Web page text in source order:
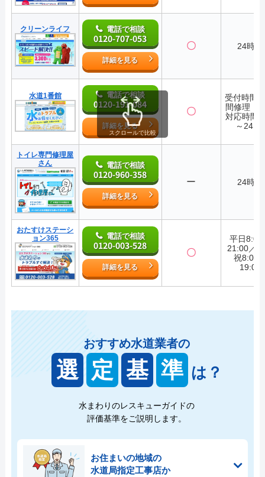
クリーンライフ 電話で相談
0120-707-053
詳細を見る
〇 24時間
水道1番館 電話で相談
0120-191-084
詳細を見る
〇
受付時間
間修理・
対応時間
～24:00
トイレ専門修理屋
さん
電話で相談
0120-960-358
詳細を見る
ー 24時間
おたすけステーシ
ョン365
電話で相談
0120-003-528
詳細を見る
〇
平日8:00
21:00／
祝8:00
19:00
スクロールで比較
おすすめ水道業者の
選 定 基 準 は？
水まわりのレスキューガイドの
評価基準をご説明します。
お住まいの地域の
水道局指定工事店か